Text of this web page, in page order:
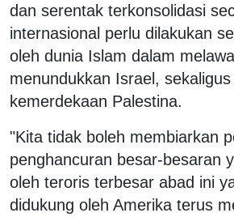
dan serentak terkonsolidasi
internasional perlu dilakukan
oleh dunia Islam dalam
menundukkan Israel,
kemerdekaan Palestina.
"Kita tidak boleh membiarkan
penghancuran besar-besaran
oleh teroris terbesar abad ini
didukung oleh Amerika terus